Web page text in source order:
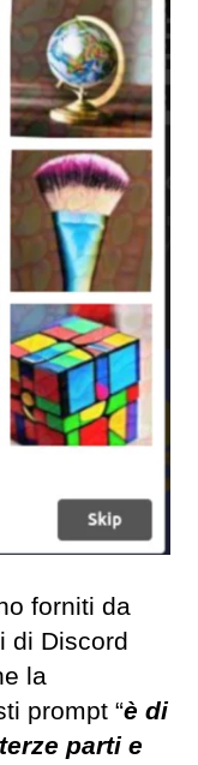
forniti da
di Discord
la
prompt “è di
parti e